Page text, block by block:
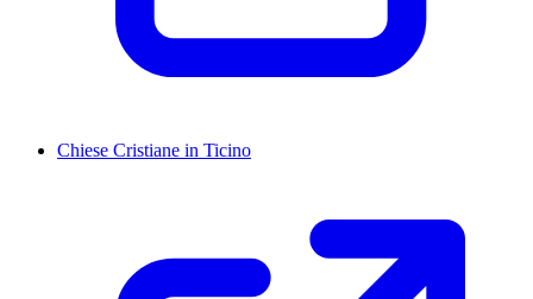
Chiese Cristiane in Ticino